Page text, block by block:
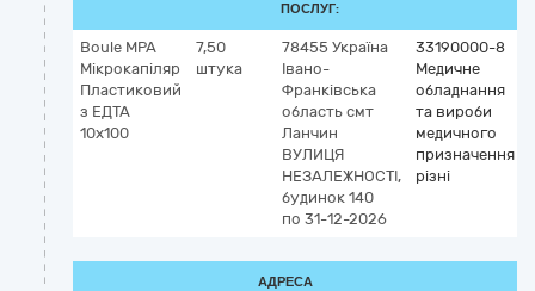
ПОСЛУГ:
Boule MPA
Мікрокапіляр
Пластиковий
з ЕДТА
10х100
7,50
штука
78455 Україна
Івано-
Франківська
область смт
Ланчин
ВУЛИЦЯ
НЕЗАЛЕЖНОСТІ,
будинок 140
по 31-12-2026
33190000-8
Медичне
обладнання
та вироби
медичного
призначення
різні
АДРЕСА